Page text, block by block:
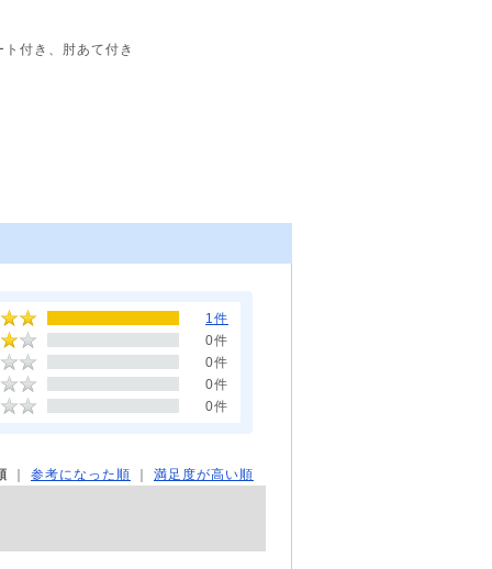
付き、肘あて付き
1件
0件
0件
0件
0件
｜ 参考になった順 ｜ 満足度が高い順